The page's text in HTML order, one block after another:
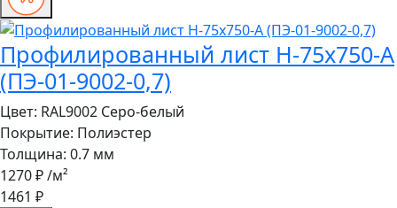
Профилированный лист Н-75x750-A
(ПЭ-01-9002-0,7)
Цвет: RAL9002 Серо-белый
Покрытие: Полиэстер
Толщина: 0.7 мм
1270 ₽/м²
1461 ₽